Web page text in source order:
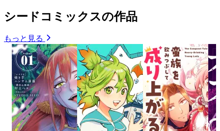
シードコミックスの作品
もっと見る